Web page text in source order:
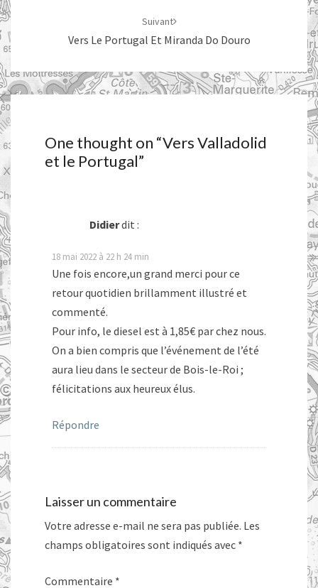
Suivant
Vers Le Portugal Et Miranda Do Douro
One thought on “Vers Valladolid
et le Portugal”
Didierdit :
18 mai 2022 à 22 h 24 min
Une fois encore,un grand merci pour ce
retour quotidien brillamment illustré et
commenté.
Pour info, le diesel est à 1,85€ par chez nous.
On a bien compris que l’événement de l’été
aura lieu dans le secteur de Bois-le-Roi ;
félicitations aux heureux élus.
Répondre
Laisser un commentaire
Votre adresse e-mail ne sera pas publiée. Les
champs obligatoires sont indiqués avec *
Commentaire *